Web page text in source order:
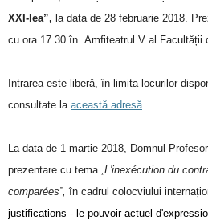
XXI-lea”, la data de 28 februarie 2018.
cu ora 17.30 în Amfiteatrul V al Facultății
Intrarea este liberă, în limita locurilor
consultate la această adresă.
La data de 1 martie 2018, Domnul
prezentare cu tema „L'inexécution du
comparées”, în cadrul colocviului
justifications - le pouvoir actuel